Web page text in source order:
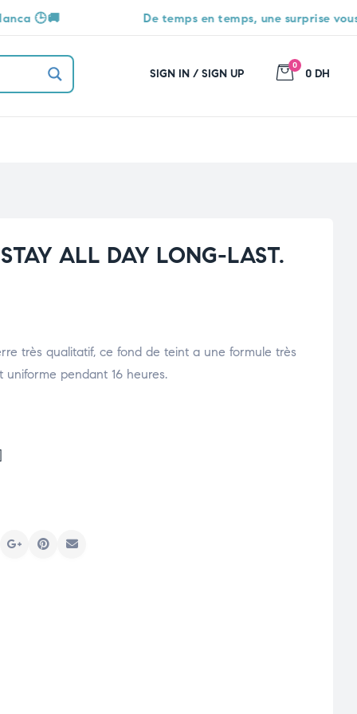
De temps en temps, une surprise vous attend 🎁
SIGN IN / SIGN UP
0
0 DH
ALL DAY LONG-LAST.
très qualitatif, ce fond de teint a une formule très
pendant 16 heures.